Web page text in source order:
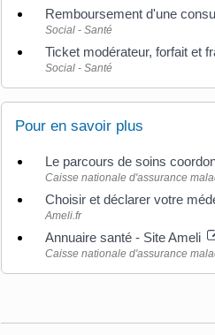
Remboursement d'une
Social - Santé
Ticket modérateur, forfait et
Social - Santé
Pour en savoir plus
Le parcours de soins
Caisse nationale d'assurance
Choisir et déclarer votre
Ameli.fr
Annuaire santé - Site Ameli
Caisse nationale d'assurance